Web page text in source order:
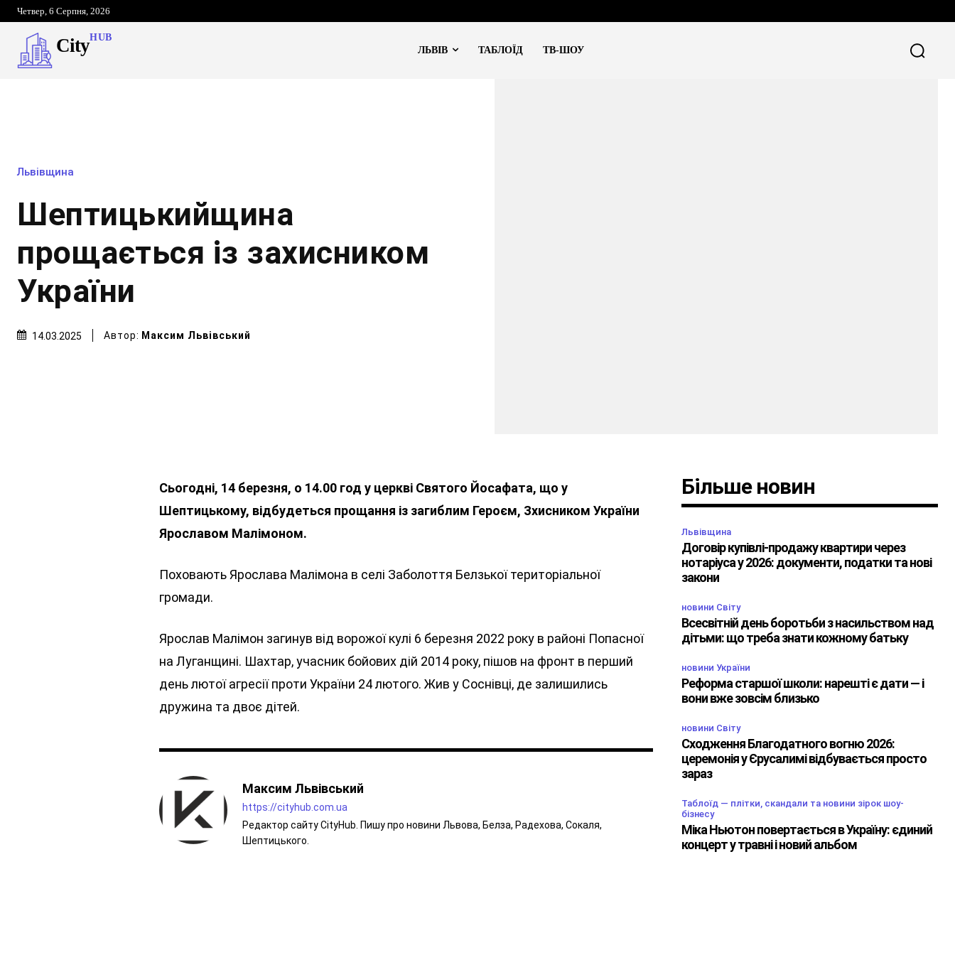
Четвер, 6 Серпня, 2026
CityHUB
ЛЬВІВ
ТАБЛОЇД ТВ-ШОУ
Львівщина
Шептицькийщина
прощається із захисником
України
14.03.2025 Автор: Максим Львівський
Сьогодні, 14 березня, о 14.00 год у церкві Святого Йосафата, що у
Шептицькому, відбудеться прощання із загиблим Героєм, Зхисником України
Ярославом Малімоном.
Поховають Ярослава Малімона в селі Заболоття Белзької територіальної
громади.
Ярослав Малімон загинув від ворожої кулі 6 березня 2022 року в районі Попасної
на Луганщині. Шахтар, учасник бойових дій 2014 року, пішов на фронт в перший
день лютої агресії проти України 24 лютого. Жив у Соснівці, де залишились
дружина та двоє дітей.
Максим Львівський
https://cityhub.com.ua
Редактор сайту CityHub. Пишу про новини Львова, Белза, Радехова, Сокаля,
Шептицького.
Більше новин
Львівщина
Договір купівлі-продажу квартири через
нотаріуса у 2026: документи, податки та нові
закони
новини Світу
Всесвітній день боротьби з насильством над
дітьми: що треба знати кожному батьку
новини України
Реформа старшої школи: нарешті є дати — і
вони вже зовсім близько
новини Світу
Сходження Благодатного вогню 2026:
церемонія у Єрусалимі відбувається просто
зараз
Таблоїд — плітки, скандали та новини зірок шоу-
бізнесу
Міка Ньютон повертається в Україну: єдиний
концерт у травні і новий альбом